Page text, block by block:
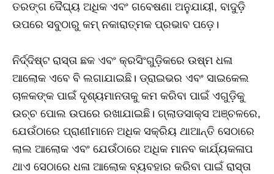
ତରଙ୍ଗ ଦୈଘ୍ୟ ଅଧିକ ଏବଂ ଗବେଷଣା ଅନୁଯାୟୀ, ବାଦୁଡ଼ି
ଉପରେ ସବୁଠାରୁ କମ୍‌ ନକାରାତ୍ମକ ପ୍ରଭାବ ପଡ଼େ।
ନିର୍ଦ୍ଦିଷ୍ଟ ରାସ୍ତା ଛକ ଏବଂ କ୍ରସିଂଗୁଡ଼ିକରେ ଉଷ୍ମ ଧଳା
ଆଲୋକ ଏବେ ବି ଲଗାଯାଇଛି। ଡ୍ରାଇଭର ଏବଂ ସାଇକେଲ
ଚାଳକଙ୍କ ପାଇଁ ଦୃଶ୍ୟମାନତାକୁ କମ କରିବା ପାଇଁ ଏଗୁଡ଼ିକୁ
ଉଚ୍ଚ ପୋଲ ଉପରେ ରଖାଯାଇଛି। ଗ୍ଲାଡସାକ୍ସ ଅଞ୍ଚଳରେ,
ଯେଉଁଠାରେ ପ୍ରାଣୀମାନେ ଅଧିକ ସକ୍ରିୟ ଥାଆନ୍ତି ସେଠାରେ
ଲାଲ ଆଲୋକ ଏବଂ ଯେଉଁଠାରେ ଅଧିକ ମାନବ କାର୍ଯ୍ୟକଳାପ
ଥାଏ ସେଠାରେ ଧଳା ଆଲୋକ ବ୍ୟବହାର କରିବା ପାଇଁ ରାସ୍ତା